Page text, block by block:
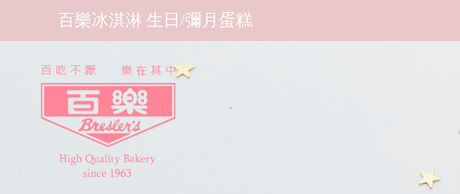
百樂冰淇淋 生日/彌月蛋糕